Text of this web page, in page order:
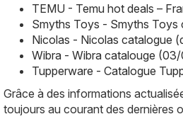
TEMU - Temu hot deals –
Smyths Toys - Smyths
Nicolas - Nicolas catalogue
Wibra - Wibra catalouge
Tupperware - Catalogue
Grâce à des informations
toujours au courant des dernières